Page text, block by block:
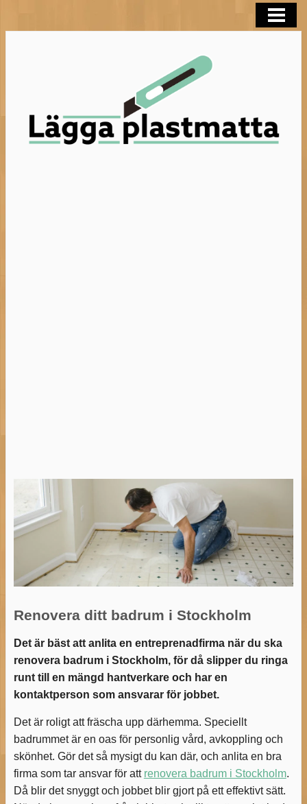
BLOGG
Renovera ditt badrum i Stockholm
Det är bäst att anlita en entreprenadfirma när du ska
renovera badrum i Stockholm, för då slipper du ringa
runt till en mängd hantverkare och har en
kontaktperson som ansvarar för jobbet.
Det är roligt att fräscha upp därhemma. Speciellt
badrummet är en oas för personlig vård, avkoppling och
skönhet. Gör det så mysigt du kan där, och anlita en bra
firma som tar ansvar för att renovera badrum i Stockholm.
Då blir det snyggt och jobbet blir gjort på ett effektivt sätt.